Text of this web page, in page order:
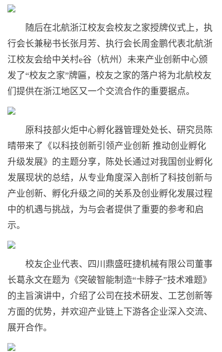
随后在北航浙江校友会校友之家授牌仪式上，执
行会长兼秘书长张月芳、执行会长周金鹏代表北航浙
江校友会给中关村e谷（杭州）未来产业创新中心颁
发了“校友之家”牌匾，校友之家的落户将为北航校友
们提供在浙江地区又一个交流合作的重要据点。
原科技部火炬中心孵化器管理处处长、研究员陈
晴带来了《以科技创新引领产业创新 推动创业孵化
升级发展》的主题分享，陈处长通过对我国创业孵化
发展现状的总结，从专业角度深入剖析了科技创新与
产业创新、孵化升级之间的关系及创业孵化发展过程
中的机遇与挑战，为与会者提供了重要的参考和启
示。
校友企业代表、四川鼎盛旺捷机械有限公司董事
长葛永文在题为《突破智能制造“卡脖子”技术难题》
的主旨演讲中，介绍了公司在技术研发、工艺创新等
方面的优势，并欢迎产业链上下游各企业深入交流、
展开合作。